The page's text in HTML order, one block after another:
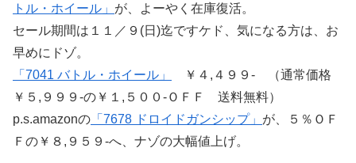
トル・ホイール」 が、よーやく在庫復活。
セール期間は１１／９(日)迄ですケド、気になる方は、お
早めにドゾ。
「7041 バトル・ホイール」
￥４,４９９- （通常価格
￥５,９９９-の￥１,５００-ＯＦＦ 送料無料）
p.s.amazonの 「7678 ドロイドガンシップ」 が、５％ＯＦ
Ｆの￥８,９５９-へ、ナゾの大幅値上げ。